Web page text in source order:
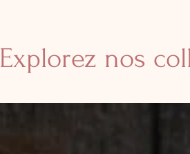
Explorez nos